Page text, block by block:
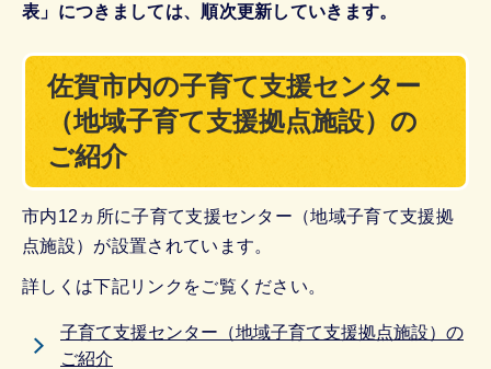
表」につきましては、順次更新していきます。
佐賀市内の子育て支援センター
（地域子育て支援拠点施設）の
ご紹介
市内12ヵ所に子育て支援センター（地域子育て支援拠
点施設）が設置されています。
詳しくは下記リンクをご覧ください。
子育て支援センター（地域子育て支援拠点施設）の
ご紹介